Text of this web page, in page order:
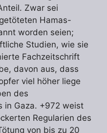
Zwar sei
Hamas-
worden seien;
Studien, wie sie
Fachzeitschrift
davon aus, dass
viel höher liege
des
in Gaza. +972 weist
Regularien des
von bis zu 20